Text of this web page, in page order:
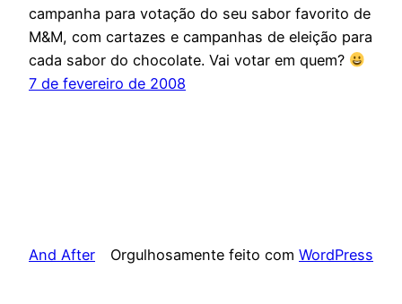
campanha para votação do seu sabor favorito de
M&M, com cartazes e campanhas de eleição para
cada sabor do chocolate. Vai votar em quem?
7 de fevereiro de 2008
And After Orgulhosamente feito com WordPress